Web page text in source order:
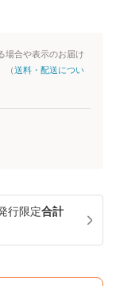
場合や表示のお届け
（送料・配送につい
行限定合計